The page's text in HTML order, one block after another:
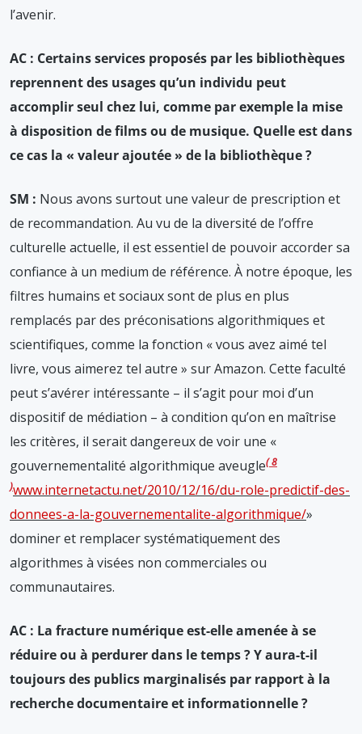
l’avenir.
AC : Certains services proposés par les bibliothèques
reprennent des usages qu’un individu peut
accomplir seul chez lui, comme par exemple la mise
à disposition de films ou de musique. Quelle est dans
ce cas la « valeur ajoutée » de la bibliothèque ?
SM : Nous avons surtout une valeur de prescription et
de recommandation. Au vu de la diversité de l’offre
culturelle actuelle, il est essentiel de pouvoir accorder sa
confiance à un medium de référence. À notre époque, les
filtres humains et sociaux sont de plus en plus
remplacés par des préconisations algorithmiques et
scientifiques, comme la fonction « vous avez aimé tel
livre, vous aimerez tel autre » sur Amazon. Cette faculté
peut s’avérer intéressante – il s’agit pour moi d’un
dispositif de médiation – à condition qu’on en maîtrise
les critères, il serait dangereux de voir une «
gouvernementalité algorithmique aveugle 8
www.internetactu.net/2010/12/16/du-role-predictif-des-
donnees-a-la-gouvernementalite-algorithmique/»
dominer et remplacer systématiquement des
algorithmes à visées non commerciales ou
communautaires.
AC : La fracture numérique est-elle amenée à se
réduire ou à perdurer dans le temps ? Y aura-t-il
toujours des publics marginalisés par rapport à la
recherche documentaire et informationnelle ?